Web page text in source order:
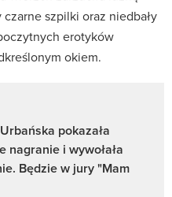
czarne szpilki oraz niedbały
erotyków
okiem.
pokazała
nagranie i wywołała
Będzie w jury "Mam